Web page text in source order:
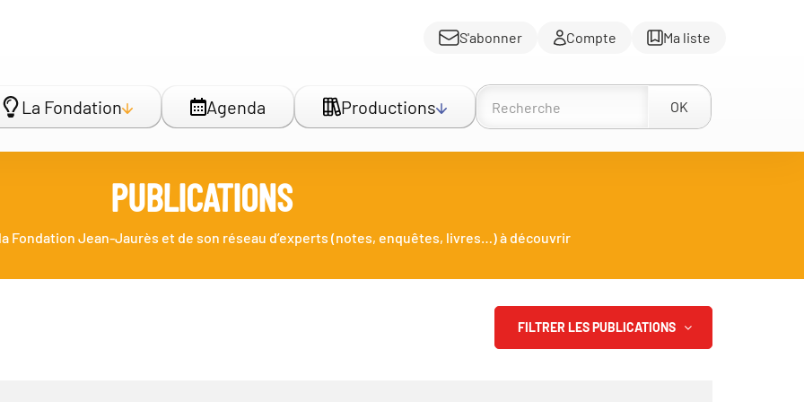
S'abonner Compte Ma liste
La Fondation Agenda Productions OK
PUBLICATIONS
Fondation Jean-Jaurès et de son réseau d’experts (notes, enquêtes, livres…) à découvrir
FILTRER LES PUBLICATIONS